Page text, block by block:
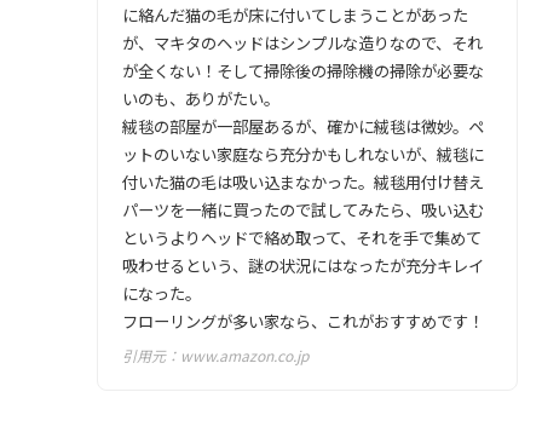
に絡んだ猫の毛が床に付いてしまうことがあった
が、マキタのヘッドはシンプルな造りなので、それ
が全くない！そして掃除後の掃除機の掃除が必要な
いのも、ありがたい。
絨毯の部屋が一部屋あるが、確かに絨毯は微妙。ペ
ットのいない家庭なら充分かもしれないが、絨毯に
付いた猫の毛は吸い込まなかった。絨毯用付け替え
パーツを一緒に買ったので試してみたら、吸い込む
というよりヘッドで絡め取って、それを手で集めて
吸わせるという、謎の状況にはなったが充分キレイ
になった。
フローリングが多い家なら、これがおすすめです！
引用元： www.amazon.co.jp